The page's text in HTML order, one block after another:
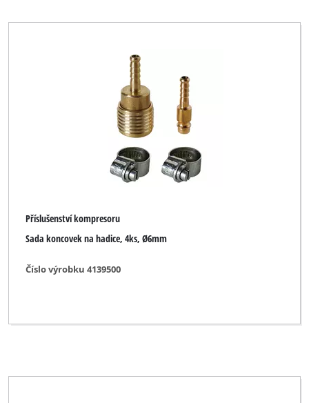
Příslušenství kompresoru
Sada koncovek na hadice, 4ks, Ø6mm
Číslo výrobku 4139500